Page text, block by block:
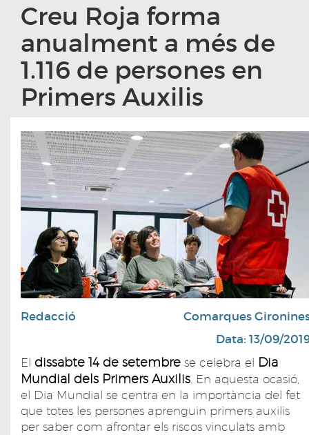
Creu Roja forma
anualment a més de
1.116 de persones en
Primers Auxilis
Redacció
Comarques
Data: 13/09/
El dissabte 14 de setembre se celebra el Dia
Mundial dels Primers Auxilis. En aquesta ocasió,
el Dia Mundial se centra en la importància del fet
que totes les persones aprenguin primers auxilis
per saber com afrontar els riscos vinculats amb